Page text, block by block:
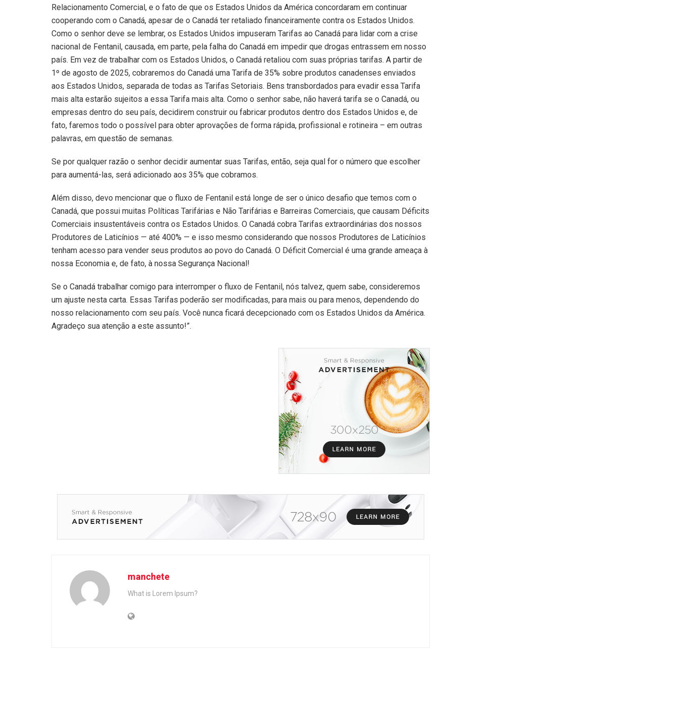
Relacionamento Comercial, e o fato de que os Estados Unidos da América concordaram em continuar
cooperando com o Canadá, apesar de o Canadá ter retaliado financeiramente contra os Estados Unidos.
Como o senhor deve se lembrar, os Estados Unidos impuseram Tarifas ao Canadá para lidar com a crise
nacional de Fentanil, causada, em parte, pela falha do Canadá em impedir que drogas entrassem em nosso
país. Em vez de trabalhar com os Estados Unidos, o Canadá retaliou com suas próprias tarifas. A partir de
1º de agosto de 2025, cobraremos do Canadá uma Tarifa de 35% sobre produtos canadenses enviados
aos Estados Unidos, separada de todas as Tarifas Setoriais. Bens transbordados para evadir essa Tarifa
mais alta estarão sujeitos a essa Tarifa mais alta. Como o senhor sabe, não haverá tarifa se o Canadá, ou
empresas dentro do seu país, decidirem construir ou fabricar produtos dentro dos Estados Unidos e, de
fato, faremos todo o possível para obter aprovações de forma rápida, profissional e rotineira – em outras
palavras, em questão de semanas.
Se por qualquer razão o senhor decidir aumentar suas Tarifas, então, seja qual for o número que escolher
para aumentá-las, será adicionado aos 35% que cobramos.
Além disso, devo mencionar que o fluxo de Fentanil está longe de ser o único desafio que temos com o
Canadá, que possui muitas Políticas Tarifárias e Não Tarifárias e Barreiras Comerciais, que causam Déficits
Comerciais insustentáveis contra os Estados Unidos. O Canadá cobra Tarifas extraordinárias dos nossos
Produtores de Laticínios — até 400% — e isso mesmo considerando que nossos Produtores de Laticínios
tenham acesso para vender seus produtos ao povo do Canadá. O Déficit Comercial é uma grande ameaça à
nossa Economia e, de fato, à nossa Segurança Nacional!
Se o Canadá trabalhar comigo para interromper o fluxo de Fentanil, nós talvez, quem sabe, consideremos
um ajuste nesta carta. Essas Tarifas poderão ser modificadas, para mais ou para menos, dependendo do
nosso relacionamento com seu país. Você nunca ficará decepcionado com os Estados Unidos da América.
Agradeço sua atenção a este assunto!”.
manchete
What is Lorem Ipsum?